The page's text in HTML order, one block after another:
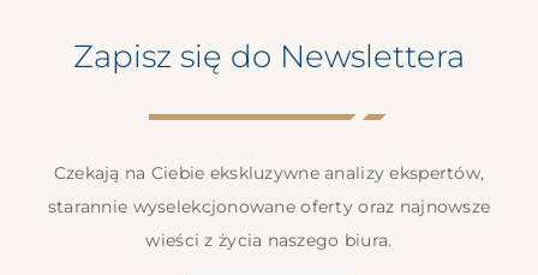
Zapisz się do Newslettera
Czekają na Ciebie ekskluzywne analizy ekspertów,
starannie wyselekcjonowane oferty oraz najnowsze
wieści z życia naszego biura.